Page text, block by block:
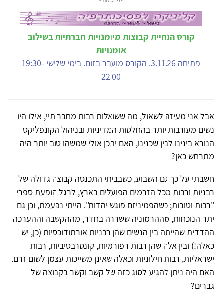
קורס הנחיית קבוצות מיומנויות חברתיות בשילוב
אומנויות
פתיחה 3.11.26. הקורס מועבר בזום. בימי שלישי 19:30-
22:00
אבל אני מעיזה לשאול, מה ששואלות רבות מחברותיי, אילו היו
נשים מעורבות יותר בהחלטות המדיניות ובניהול הקונפליקט
הנורא בינינו לבין שכנינו, האם יתכן אולי שמשהו טוב יותר היה
מתרחש כאן?
חשבתי על כך גם השבוע, כשבביתי התכנסה קבוצה גדולה של
רבניות ורבות מכל הזרמים הפועלים בארץ, לרגל הופעת ספרי
"רבות וטובות; כשהפמיניזם פוגש יהדות". הייתי נפעמת, וכן גם
יתר הנוכחות, מההרמוניה ששררה בחדר, מההקשבה וההערכה
ההדדית שהייתה בין הנשים שהן רבניות אורתודוכסיות (כן, יש
כאלה!) ובין אלה שהן רבות רפורמיות, קונסרבטיביות, רבות
ישראליות, רבות חילוניות וכאלה שאינן משייכות עצמן לשום זרם.
האם היה ניתן להגיע לסוג כזה של קשב וקשר בקבוצה של
גברים?